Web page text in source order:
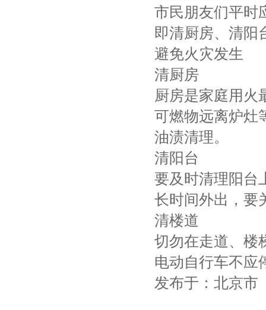
市民朋友们平时
即清厨房、清阳
避免火灾发生
清厨房
厨房是家庭用火
可燃物远离炉灶
油渍清理。
清阳台
要及时清理阳台
长时间外出，要
清楼道
切勿在走道、楼
电动自行车不应
发布于：北京市